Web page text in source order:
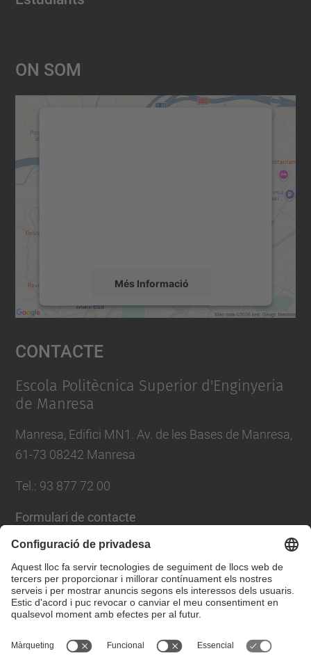
On Som
Més Informació
Accepta
powered by
Contacte
Escola Politècnica Superior d'Enginyeria
de Manresa
Manresa, Edifici MN1. Av. de les Bases de Manresa,
61-73 08242 Manresa
Tel.: 93 877 72 00
Formulari de contacte
Llista Xarxes Socials